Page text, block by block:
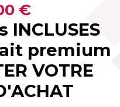
€
premium
VOTRE